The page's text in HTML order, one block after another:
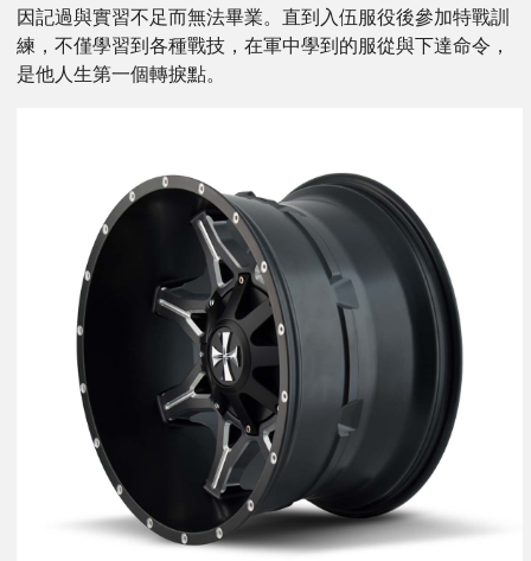
因記過與實習不足而無法畢業。直到入伍服役後參加特戰訓
練，不僅學習到各種戰技，在軍中學到的服從與下達命令，
是他人生第一個轉捩點。